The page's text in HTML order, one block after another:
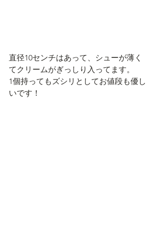
直径10センチはあって、シューが薄く
てクリームがぎっしり入ってます。
1個持ってもズシリとしてお値段も優し
いです！